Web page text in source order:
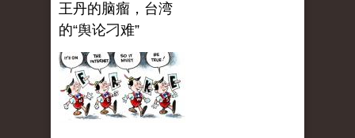
王丹的脑瘤，台湾
的“舆论刁难”